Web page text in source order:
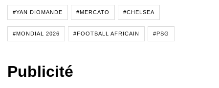
#YAN DIOMANDE #MERCATO #CHELSEA
#MONDIAL 2026 #FOOTBALL AFRICAIN #PSG
Publicité